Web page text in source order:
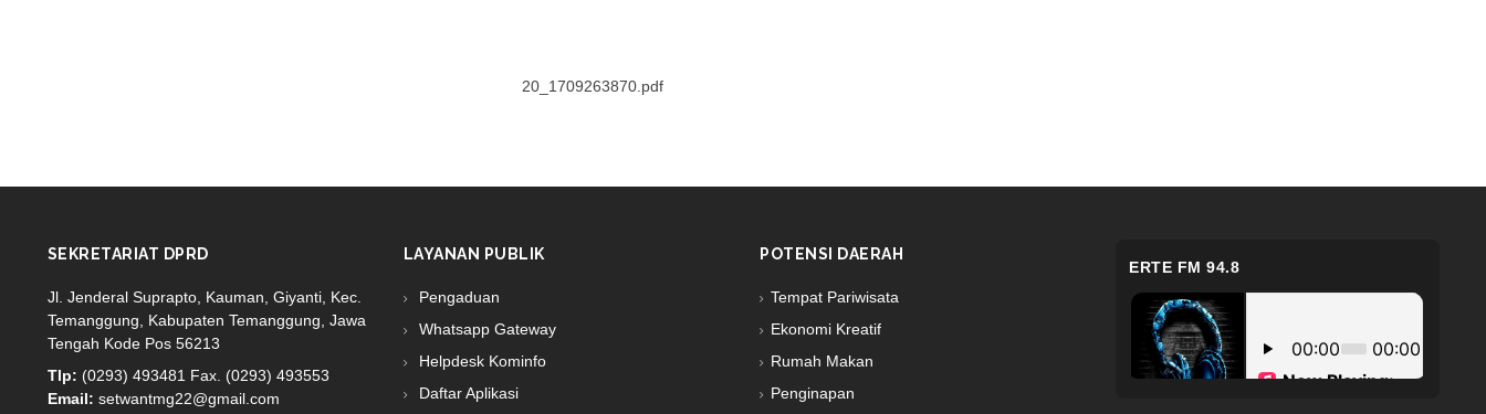
20_1709263870.pdf
SEKRETARIAT DPRD
Jl. Jenderal Suprapto, Kauman, Giyanti, Kec.
Temanggung, Kabupaten Temanggung, Jawa
Tengah Kode Pos 56213
Tlp: (0293) 493481 Fax. (0293) 493553
Email: setwantmg22@gmail.com
LAYANAN PUBLIK
Pengaduan
Whatsapp Gateway
Helpdesk Kominfo
Daftar Aplikasi
POTENSI DAERAH
Tempat Pariwisata
Ekonomi Kreatif
Rumah Makan
Penginapan
ERTE FM 94.8